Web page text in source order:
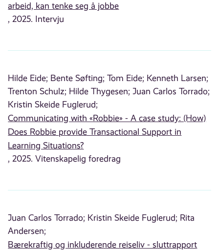
arbeid, kan tenke seg å jobbe
, 2025. Intervju
Hilde Eide; Bente Søfting; Tom Eide; Kenneth Larsen;
Trenton Schulz; Hilde Thygesen; Juan Carlos Torrado;
Kristin Skeide Fuglerud;
Communicating with «Robbie» - A case study: (How)
Does Robbie provide Transactional Support in
Learning Situations?
, 2025. Vitenskapelig foredrag
Juan Carlos Torrado; Kristin Skeide Fuglerud; Rita
Andersen;
Bærekraftig og inkluderende reiseliv - sluttrapport